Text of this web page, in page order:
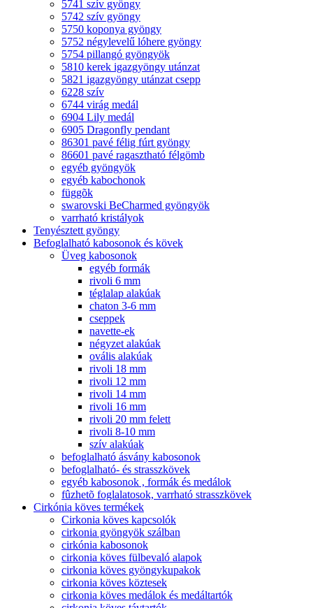
5741 szív gyöngy
5742 szív gyöngy
5750 koponya gyöngy
5752 négylevelű lóhere gyöngy
5754 pillangó gyöngyök
5810 kerek igazgyöngy utánzat
5821 igazgyöngy utánzat csepp
6228 szív
6744 virág medál
6904 Lily medál
6905 Dragonfly pendant
86301 pavé félig fúrt gyöngy
86601 pavé ragasztható félgömb
egyéb gyöngyök
egyéb kabochonok
függõk
swarovski BeCharmed gyöngyök
varrható kristályok
Tenyésztett gyöngy
Befoglalható kabosonok és kövek
Üveg kabosonok
egyéb formák
rivoli 6 mm
téglalap alakúak
chaton 3-6 mm
cseppek
navette-ek
négyzet alakúak
ovális alakúak
rivoli 18 mm
rivoli 12 mm
rivoli 14 mm
rivoli 16 mm
rivoli 20 mm felett
rivoli 8-10 mm
szív alakúak
befoglalható ásvány kabosonok
befoglalható- és strasszkövek
egyéb kabosonok , formák és medálok
fûzhetõ foglalatosok, varrható strasszkövek
Cirkónia köves termékek
Cirkonia köves kapcsolók
cirkonia gyöngyök szálban
cirkónia kabosonok
cirkonia köves fülbevaló alapok
cirkonia köves gyöngykupakok
cirkonia köves köztesek
cirkonia köves medálok és medáltartók